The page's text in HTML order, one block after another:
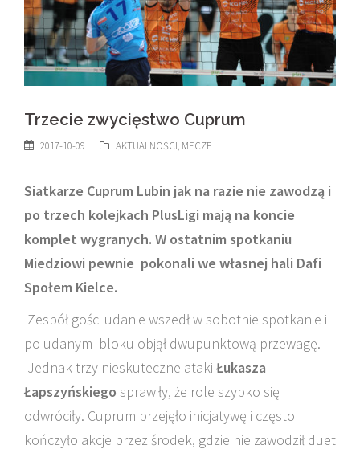
Trzecie zwycięstwo Cuprum
2017-10-09 AKTUALNOŚCI, MECZE
Siatkarze Cuprum Lubin jak na razie nie zawodzą i
po trzech kolejkach PlusLigi mają na koncie
komplet wygranych. W ostatnim spotkaniu
Miedziowi pewnie pokonali we własnej hali Dafi
Społem Kielce.
Zespół gości udanie wszedł w sobotnie spotkanie i
po udanym bloku objął dwupunktową przewagę.
Jednak trzy nieskuteczne ataki Łukasza
Łapszyńskiego sprawiły, że role szybko się
odwróciły. Cuprum przejęło inicjatywę i często
kończyło akcje przez środek, gdzie nie zawodził duet